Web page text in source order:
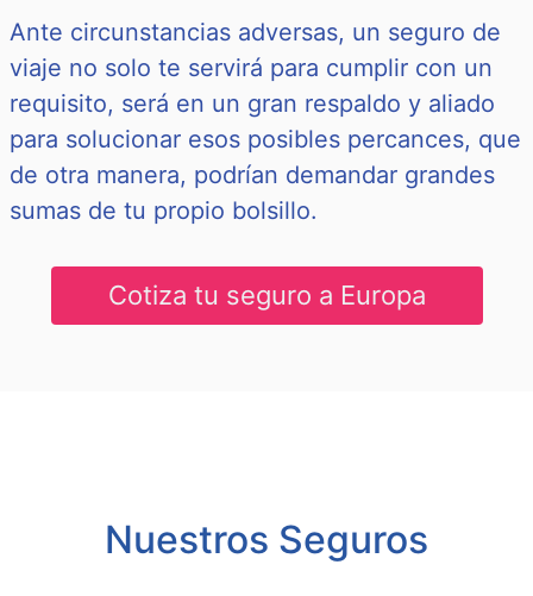
Ante circunstancias adversas, un seguro de
viaje no solo te servirá para cumplir con un
requisito, será en un gran respaldo y aliado
para solucionar esos posibles percances, que
de otra manera, podrían demandar grandes
sumas de tu propio bolsillo.
Cotiza tu seguro a Europa
Nuestros Seguros